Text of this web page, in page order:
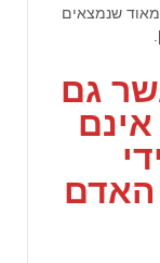
שנמצאים
גם
האדם